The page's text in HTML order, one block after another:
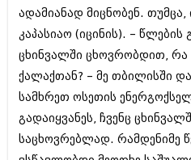
ადამიანად მიცნობენ. თუმცა,
კაპასიაო (იცინის). – წლების
ცხინვალში ცხოვრობდით, რა
ქალაქთან? – მე თბილისში
სამხრეთ ოსეთის
გადაიყვანეს, ჩვენც
საცხოვრებლად. რამდენიმე